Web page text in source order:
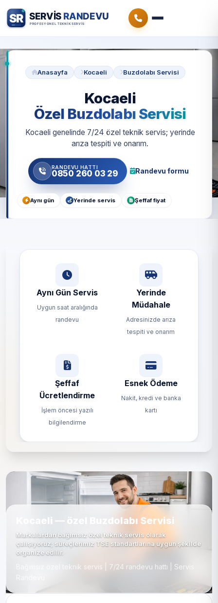
Anasayfa Kocaeli Buzdolabı Servisi
Kocaeli
Özel Buzdolabı Servisi
Kocaeli genelinde 7/24 özel teknik servis; yerinde
arıza tespiti ve onarım.
RANDEVU HATTI
0850 260 03 29 Randevu formu
Aynı gün Yerinde servis Şeffaf fiyat
Aynı Gün Servis
Uygun saat aralığında
randevu
Yerinde
Müdahale
Adresinizde arıza
tespiti ve onarım
Şeffaf
Ücretlendirme
İşlem öncesi yazılı
bilgilendirme
Esnek Ödeme
Nakit, kredi ve banka
kartı
Kocaeli — özel Buzdolabı Servisi
Markalardan bağımsız özel teknik servis olarak
çalışıyoruz; süreçlerimiz TSE standartlarına uygun şekilde
organize edilir.
Bağımsız özel teknik servis | 7/24 randevu hattı | Servis